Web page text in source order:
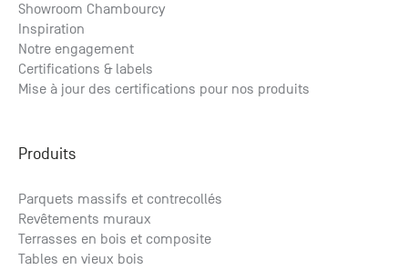
171.77€ HT /m2 206.12€ TTC
Showroom Chambourcy
Inspiration
Notre engagement
Certifications & labels
Mise à jour des certifications pour nos produits
Produits
Parquets massifs et contrecollés
Revêtements muraux
Terrasses en bois et composite
Tables en vieux bois